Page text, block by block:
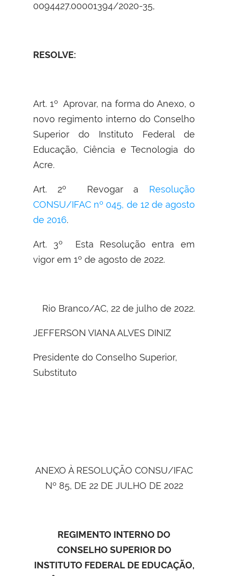
0094427.00001394/2020-35,
RESOLVE:
Art. 1º Aprovar, na forma do Anexo, o
novo regimento interno do Conselho
Superior do Instituto Federal de
Educação, Ciência e Tecnologia do
Acre.
Art. 2º Revogar a Resolução
CONSU/IFAC nº 045, de 12 de agosto
de 2016.
Art. 3º Esta Resolução entra em
vigor em 1º de agosto de 2022.
Rio Branco/AC, 22 de julho de 2022.
JEFFERSON VIANA ALVES DINIZ
Presidente do Conselho Superior,
Substituto
ANEXO À RESOLUÇÃO CONSU/IFAC
Nº 85, DE 22 DE JULHO DE 2022
REGIMENTO INTERNO DO
CONSELHO SUPERIOR DO
INSTITUTO FEDERAL DE EDUCAÇÃO,